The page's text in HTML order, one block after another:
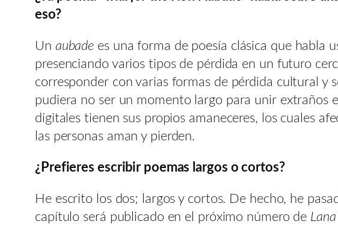
eso?
Un aubade es una forma de poesía clásica que habla
presenciando varios tipos de pérdida en un futuro
corresponder con varias formas de pérdida cultural y
pudiera no ser un momento largo para unir extraños
digitales tienen sus propios amaneceres, los cuales
las personas aman y pierden.
¿Prefieres escribir poemas largos o cortos?
He escrito los dos; largos y cortos. De hecho, he
capítulo será publicado en el próximo número de